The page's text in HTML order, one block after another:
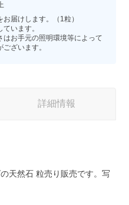
お届けします。（1粒）
います。
はお手元の照明環境等によって
ざいます。
詳細情報
天然石 粒売り販売です。写